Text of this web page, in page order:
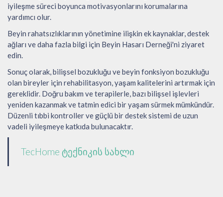
iyileşme süreci boyunca motivasyonlarını korumalarına
yardımcı olur.
Beyin rahatsızlıklarının yönetimine ilişkin ek kaynaklar, destek
ağları ve daha fazla bilgi için Beyin Hasarı Derneği'ni ziyaret
edin.
Sonuç olarak, bilişsel bozukluğu ve beyin fonksiyon bozukluğu
olan bireyler için rehabilitasyon, yaşam kalitelerini artırmak için
gereklidir. Doğru bakım ve terapilerle, bazı bilişsel işlevleri
yeniden kazanmak ve tatmin edici bir yaşam sürmek mümkündür.
Düzenli tıbbi kontroller ve güçlü bir destek sistemi de uzun
vadeli iyileşmeye katkıda bulunacaktır.
TecHome ტექნიკის სახლი